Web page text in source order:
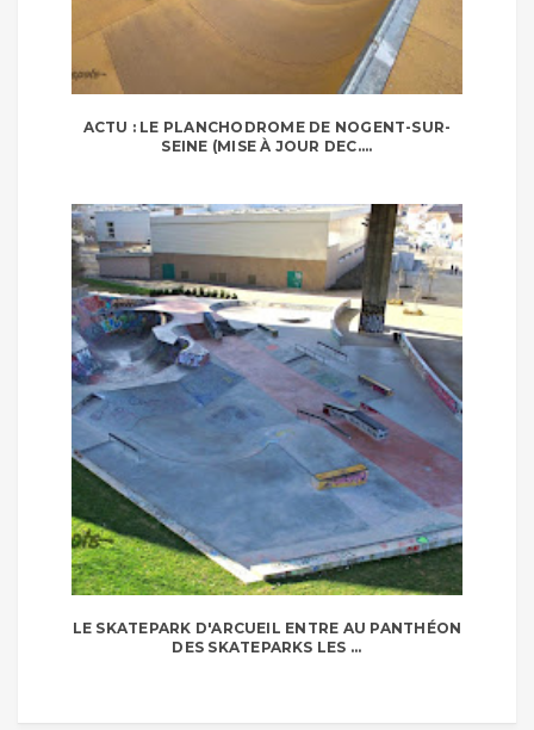
ACTU : LE PLANCHODROME DE NOGENT-SUR-
SEINE (MISE À JOUR DEC....
LE SKATEPARK D'ARCUEIL ENTRE AU PANTHÉON
DES SKATEPARKS LES ...